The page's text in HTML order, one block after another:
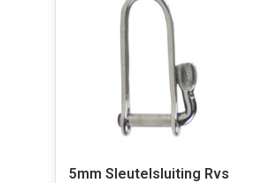
5mm Sleutelsluiting Rvs